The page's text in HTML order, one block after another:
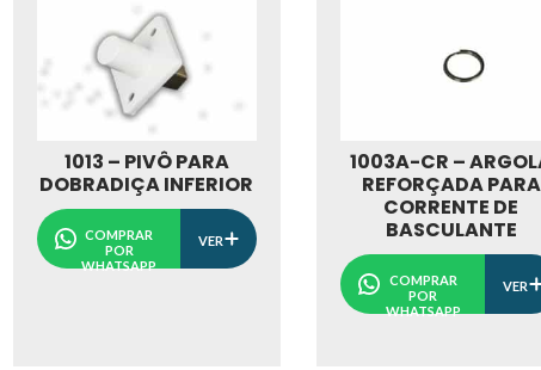
1013 – PIVÔ PARA
DOBRADIÇA INFERIOR
COMPRAR
POR
WHATSAPP
VER
1003A-CR –
REFORÇADA PARA
CORRENTE DE
BASCULANTE
COMPRAR
POR
WHATSAPP
VER